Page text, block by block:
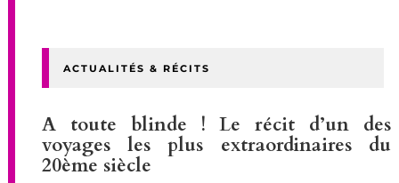
ACTUALITÉS & RÉCITS
A toute blinde ! Le récit d’un des
voyages les plus extraordinaires du
20ème siècle